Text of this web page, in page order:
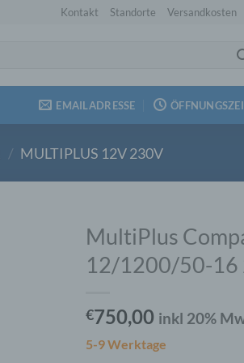
Kontakt Standorte Versandkosten
EMAILADRESSE
/ MULTIPLUS 12V 230V
MultiPlus
12/1200/50-16
€750,00 inkl 20%
5-9 Werktage